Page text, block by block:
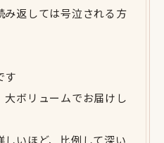
み返しては号泣される方
す
大ボリュームでお届けし
いほど、比例して深い